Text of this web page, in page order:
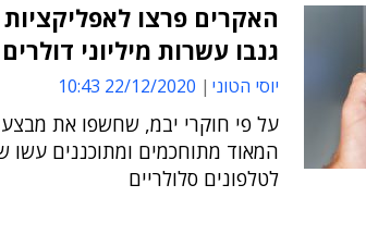
האקרים פרצו לאפליקציות
גנבו עשרות מיליוני דולרים
יוסי הטוני 22/12/2020 10:43
על פי חוקרי יבמ, שחשפו את
המאוד מתוחכמים ומתוכננים עשו
לטלפונים סלולריים